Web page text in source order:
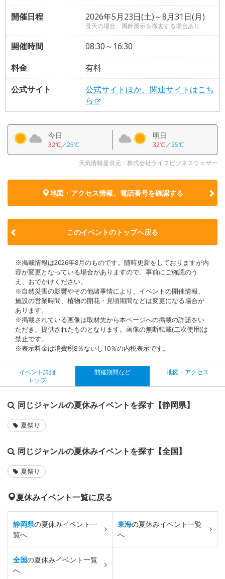
開催日程
2026年5月23日(土)～8月31日(月)
荒天の場合、風鈴展示を撤去する場合あり
開催時間
08:30～16:30
料金
有料
公式サイト
公式サイトほか、関連サイトはこち
ら
今日
32℃／25℃
明日
32℃／25℃
天気情報提供元：株式会社ライフビジネスウェザー
地図・アクセス情報、電話番号を確認する
このイベントのトップへ戻る
※掲載情報は2026年8月のものです。随時更新をしておりますが内
容が変更となっている場合がありますので、事前にご確認のう
え、おでかけください。
※自然災害の影響やその他諸事情により、イベントの開催情報、
施設の営業時間、植物の開花・見頃期間などは変更になる場合が
あります。
※掲載されている画像は取材先から本ページへの掲載の許諾をい
ただき、提供されたものとなります。画像の無断転載(二次使用)は
禁止です。
※表示料金は消費税8％ないし10％の内税表示です。
イベント詳細
トップ
開催期間など 地図・アクセス
同じジャンルの夏休みイベントを探す【静岡県】
夏祭り
同じジャンルの夏休みイベントを探す【全国】
夏祭り
夏休みイベント一覧に戻る
静岡県の夏休みイベント一
覧へ
東海の夏休みイベント一覧
へ
全国の夏休みイベント一覧
へ